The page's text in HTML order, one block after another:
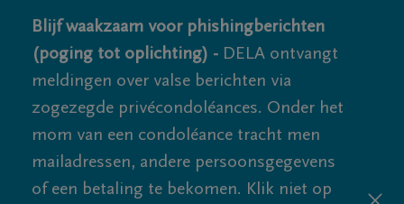
Blijf waakzaam voor phishingberichten
(poging tot oplichting) - DELA ontvangt
meldingen over valse berichten via
zogezegde privécondoléances. Onder het
mom van een condoléance tracht men
mailadressen, andere persoonsgegevens
of een betaling te bekomen. Klik niet op